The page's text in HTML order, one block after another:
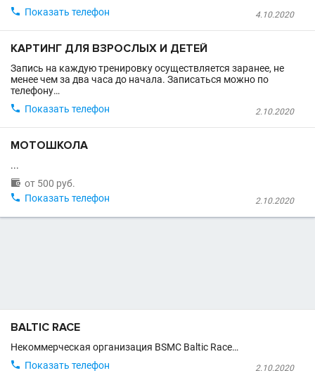
4.10.2020
 Показать телефон
КАРТИНГ ДЛЯ ВЗРОСЛЫХ И ДЕТЕЙ
Запись на каждую тренировку осуществляется заранее, не
менее чем за два часа до начала. Записаться можно по
телефону…
2.10.2020
 Показать телефон
МОТОШКОЛА
...
 от 500 руб.
2.10.2020
 Показать телефон
BALTIC RACE
Некоммерческая организация BSMC Baltic Race…
2.10.2020
 Показать телефон